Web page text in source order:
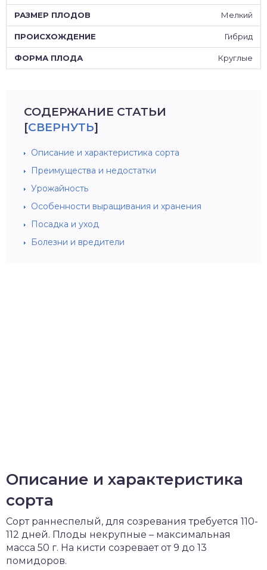
Мелкий
Гибрид
Круглые
СОДЕРЖАНИЕ СТАТЬИ
[СВЕРНУТЬ]
Описание и характеристика сорта
Преимущества и недостатки
Урожайность
Особенности выращивания и хранения
Посадка и уход
Болезни и вредители
Описание и характеристика
сорта
Сорт раннеспелый, для созревания требуется 110-
112 дней. Плоды некрупные – максимальная
масса 50 г. На кисти созревает от 9 до 13
помидоров.